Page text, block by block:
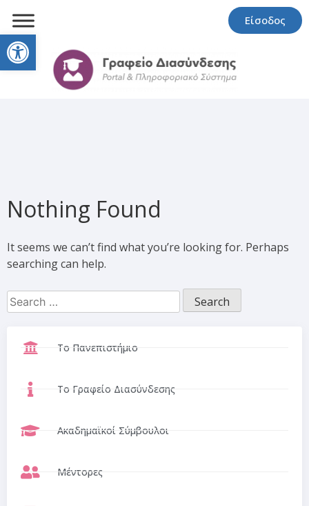
Open toolbar
Είσοδος
Nothing Found
It seems we can’t find what you’re looking for. Perhaps
searching can help.
Το Πανεπιστήμιο
Το Γραφείο Διασύνδεσης
Ακαδημαϊκοί Σύμβουλοι
Μέντορες